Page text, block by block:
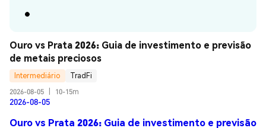
Ouro vs Prata 2026: Guia de investimento e previsão
de metais preciosos
Intermediário
TradFi
2026-08-05
10-15m
2026-08-05
Ouro vs Prata 2026: Guia de investimento e previsão